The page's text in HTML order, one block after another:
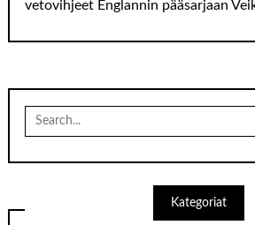
vetovihjeet Englannin pääsarjaan
for:
Kategoriat